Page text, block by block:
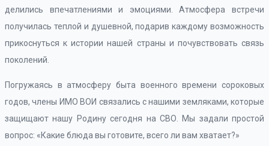
делились впечатлениями и эмоциями. Атмосфера встречи
получилась теплой и душевной, подарив каждому возможность
прикоснуться к истории нашей страны и почувствовать связь
поколений.
Погружаясь в атмосферу быта военного времени сороковых
годов, члены ИМО ВОИ связались с нашими земляками, которые
защищают нашу Родину сегодня на СВО. Мы задали простой
вопрос: «Какие блюда вы готовите, всего ли вам хватает?»